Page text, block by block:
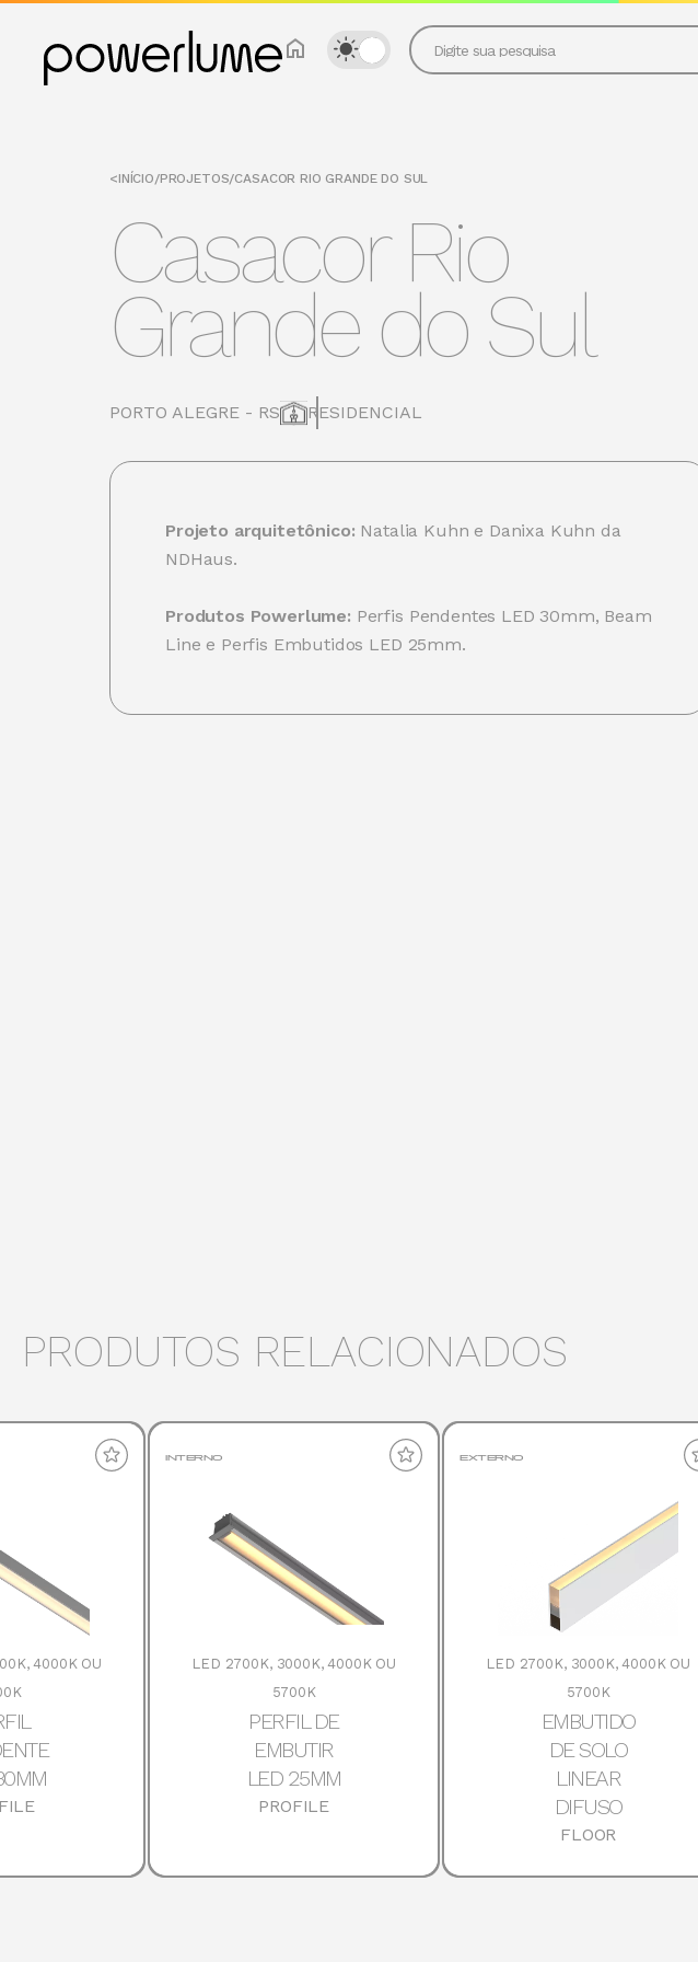
<INÍCIO/PROJETOS/CASACOR RIO GRANDE DO SUL
Casacor Rio
Grande do Sul
PORTO ALEGRE - RS RESIDENCIAL
Projeto arquitetônico: Natalia Kuhn e Danixa Kuhn da
NDHaus.
Produtos Powerlume: Perfis Pendentes LED 30mm, Beam
Line e Perfis Embutidos LED 25mm.
PRODUTOS RELACIONADOS
4000K OU
INTERNO
LED 2700K, 3000K, 4000K OU
5700K
PERFIL DE
EMBUTIR
LED 25MM
PROFILE
EXTERNO
LED 2700K, 3000K, 4000K OU
5700K
EMBUTIDO
DE SOLO
LINEAR
DIFUSO
FLOOR